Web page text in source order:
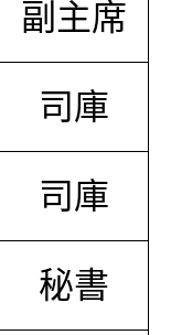
副主席
司庫
司庫
秘書